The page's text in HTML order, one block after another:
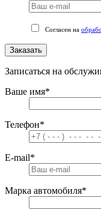
Согласен на
Заказать
Записаться на
Ваше имя*
Телефон*
E-mail*
Марка автомобиля*